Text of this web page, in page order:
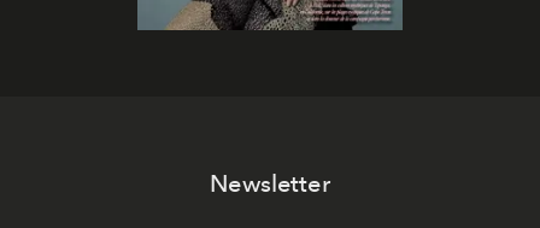
Newsletter